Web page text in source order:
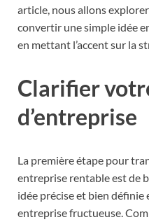
article, nous allons
convertir une simple idée
en mettant l’accent sur la
Clarifier
d’entreprise
La première étape pour
entreprise rentable est de
idée précise et bien
entreprise fructueuse.